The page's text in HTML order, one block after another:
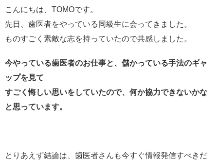
こんにちは、TOMOです。
先日、歯医者をやっている同級生に会ってきました。
ものすごく素敵な志を持っていたので共感しました。
今やっている歯医者のお仕事と、儲かっている手法のギャ
ップを見て
すごく悔しい思いをしていたので、何か協力できないかな
と思っています。
とりあえず結論は、歯医者さんも今すぐ情報発信すべきだ